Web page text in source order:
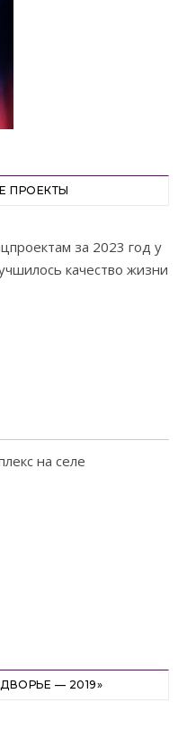
ПРОЕКТЫ
за 2023 год у
качество жизни
на селе
— 2019»